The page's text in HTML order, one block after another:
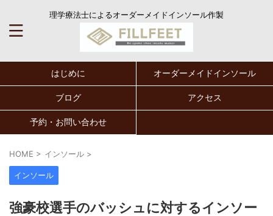
理学療法士によるオーダーメイドインソール作製
はじめに オーダーメイドインソール
ブログ アクセス
予約・お問い合わせ
HOME > インソール >
インソール
強豪校選手のバッシュに対するインソー